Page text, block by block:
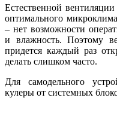
Естественной
оптимального
– нет возможности
и влажность. Поэтому
придется каждый раз
делать слишком часто.
Для самодельного
кулеры от системных